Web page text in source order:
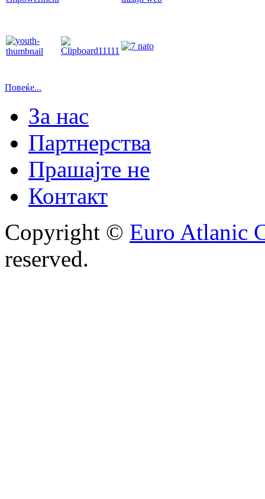
Повеќе...
За нас
Партнерства
Прашајте не
Контакт
Copyright © Euro Atlanic
reserved.